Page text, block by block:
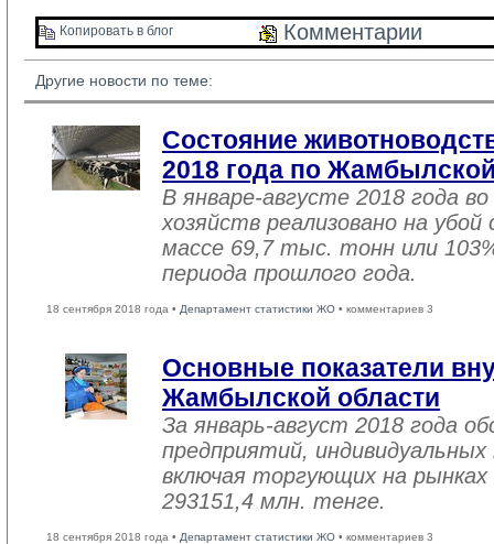
Копировать в блог Комментарии
Другие новости по теме:
Состояние
2018 года по
В январе-августе 2018 года
хозяйств реализовано на
массе 69,7 тыс. тонн или
периода прошлого года.
18 сентября 2018 года • Департамент статистики ЖО • комментариев 3
Основные показатели
Жамбылской области
За январь-август 2018 года
предприятий,
включая торгующих на рынках
293151,4 млн. тенге.
18 сентября 2018 года • Департамент статистики ЖО • комментариев 3